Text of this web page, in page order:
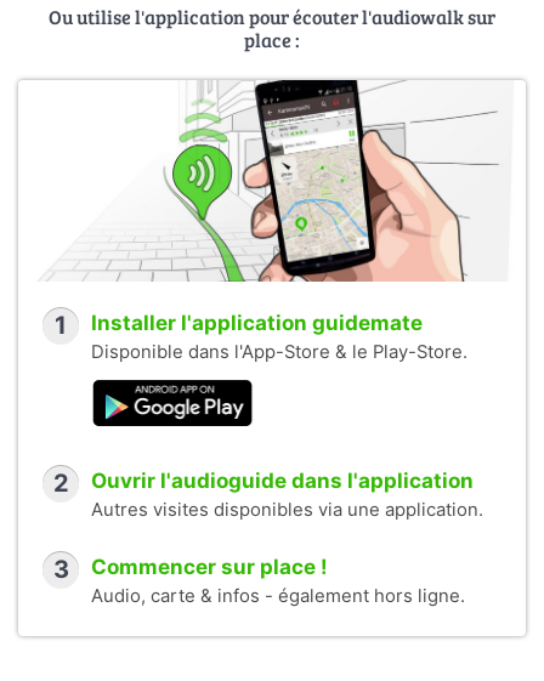
Ou utilise l'application pour écouter l'audiowalk sur
place :
1 Installer l'application guidemate
Disponible dans l'App-Store & le Play-Store.
2 Ouvrir l'audioguide dans l'application
Autres visites disponibles via une application.
3 Commencer sur place !
Audio, carte & infos - également hors ligne.